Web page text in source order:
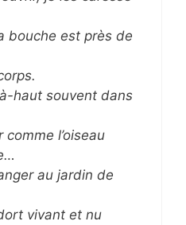
bouche est près de
haut souvent dans
comme l’oiseau
au jardin de
vivant et nu